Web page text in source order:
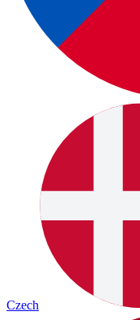
Czech